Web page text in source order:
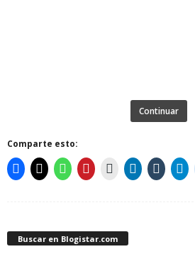
Continuar
Comparte esto:
Buscar en Blogistar.com